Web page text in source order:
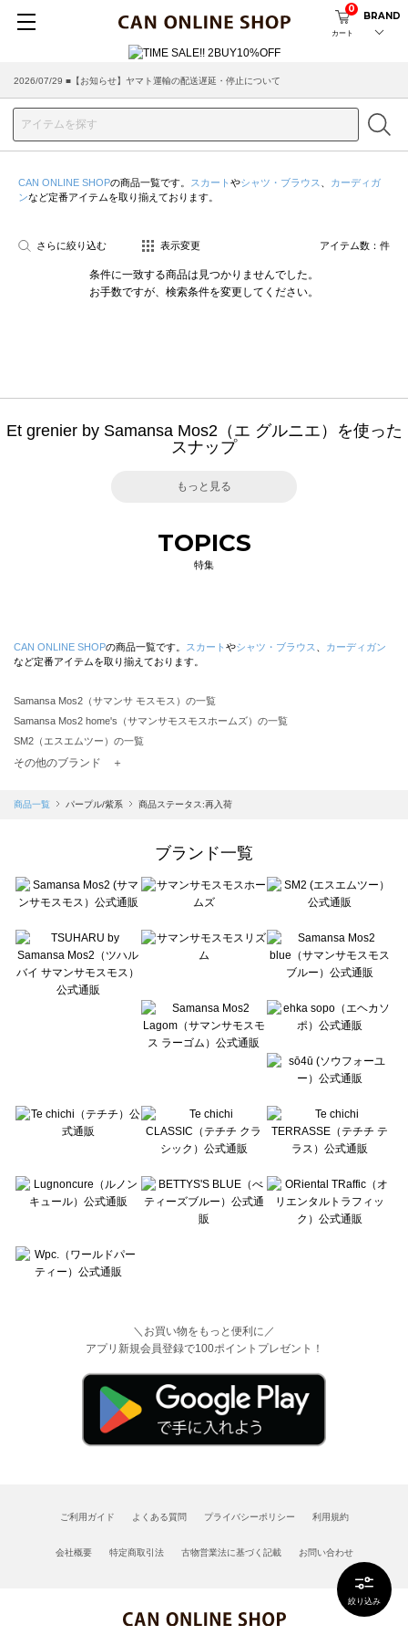
カート
0
BRAND
2026/07/29 ■【お知らせ】ヤマト運輸の配送遅延・停止について
絞り込み
CAN ONLINE SHOPの商品一覧です。 スカート やシャツ・ブラウス
カーディガ
ンなど定番アイテムを取り揃えております。
さらに絞り込む 表示変更 アイテム数： 件
条件に一致する商品は見つかりませんでした。
お手数ですが、検索条件を変更してください。
Et grenier by Samansa Mos2（エ グルニエ）を使った
スナップ
もっと見る
TOPICS
特集
CAN ONLINE SHOPの商品一覧です。 スカート やシャツ・ブラウス
カーディガン
など定番アイテムを取り揃えております。
Samansa Mos2（サマンサ モスモス）の一覧
Samansa Mos2 home's（サマンサモスモスホームズ）の一覧
SM2（エスエムツー）の一覧
TSUHARU by Samansa Mos2（ツハルバイサマンサモスモス）の一覧
Samansa Mos2 blue（サマンサモスモス ブルー）の一覧
Te chichi（テチチ）の一覧
Te chichi CLASSIC（テチチ クラシック）の一覧
Lugnoncure（ルノンキュール）の一覧
BETTY'S BLUE（べティーズブルー）の一覧
Wpc.（ワールドパーティー）の一覧
その他のブランド ＋
商品一覧 パープル/紫系 商品ステータス:再入荷
ブランド一覧
＼お買い物をもっと便利に／
アプリ新規会員登録で100ポイントプレゼント！
ご利用ガイド よくある質問 プライバシーポリシー 利用規約
会社概要 特定商取引法 古物営業法に基づく記載 お問い合わせ